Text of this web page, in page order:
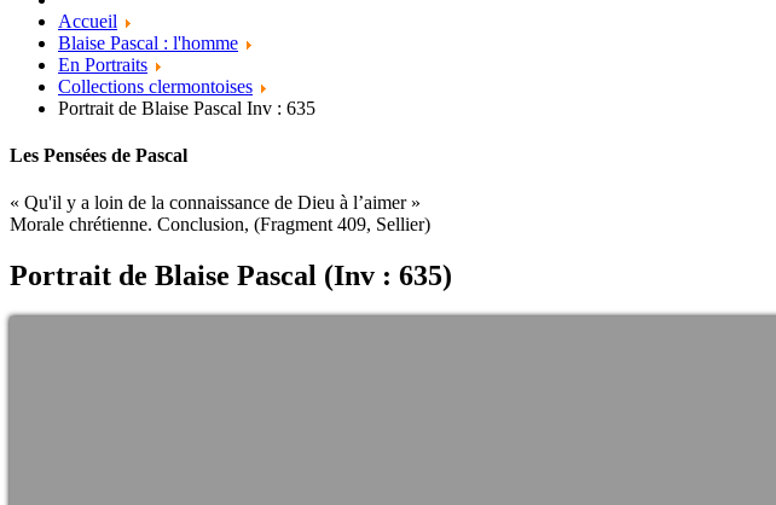
Accueil
Blaise Pascal : l'homme
En Portraits
Collections clermontoises
Portrait de Blaise Pascal Inv : 635
Les Pensées de Pascal
« Qu'il y a loin de la connaissance de Dieu à l’aimer »
Morale chrétienne. Conclusion, (Fragment 409, Sellier)
Portrait de Blaise Pascal (Inv : 635)